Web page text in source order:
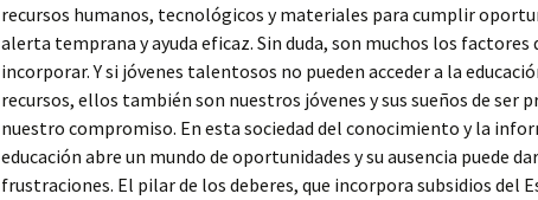
recursos humanos, tecnológicos y materiales para cumplir
alerta temprana y ayuda eficaz. Sin duda, son muchos los factores
incorporar. Y si jóvenes talentosos no pueden acceder a la
recursos, ellos también son nuestros jóvenes y sus sueños de ser
nuestro compromiso. En esta sociedad del conocimiento y la
educación abre un mundo de oportunidades y su ausencia puede
frustraciones. El pilar de los deberes, que incorpora subsidios del